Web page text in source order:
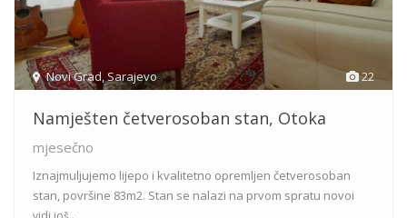
22
Novi Grad,Sarajevo
Namješten četverosoban stan, Otoka
mjesečno
Iznajmuljujemo lijepo i kvalitetno opremljen četverosoban
stan, površine 83m2. Stan se nalazi na prvom spratu novoi